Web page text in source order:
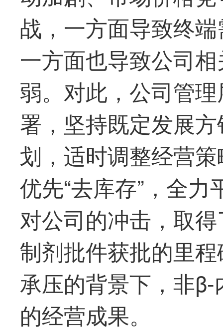
战，一方面导致终
一方面也导致公司
弱。对此，公司管
署，坚持既定发展
划，适时调整经营
优先“去库存”，全
对公司的冲击，取
制剂批件获批的里
承压的背景下，非
的经营成果。